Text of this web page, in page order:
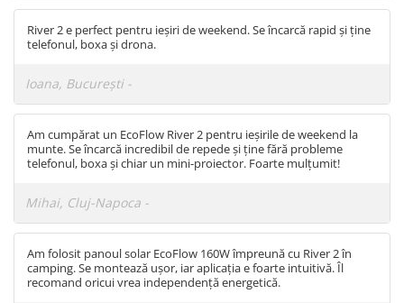
Sisteme prindere panouri
fotovoltaice
Invertoare
Invertoare Hibrid
Invertoare On-grid
Invertoare Off-grid
Convertoare de tensiune
Sisteme de stocare energie
River 2 e perfect pentru ieșiri de weekend. Se încarcă rapid și ține
telefonul, boxa și drona.
Ioana, București -
Am cumpărat un EcoFlow River 2 pentru ieșirile de weekend la
munte. Se încarcă incredibil de repede și ține fără probleme
telefonul, boxa și chiar un mini-proiector. Foarte mulțumit!
Mihai, Cluj-Napoca -
Am folosit panoul solar EcoFlow 160W împreună cu River 2 în
camping. Se montează ușor, iar aplicația e foarte intuitivă. Îl
recomand oricui vrea independență energetică.